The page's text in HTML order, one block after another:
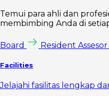
Temui para ahli dan
membimbing Anda di
Board Resident Assesor
Facilities
Jelajahi fasilitas lengkap